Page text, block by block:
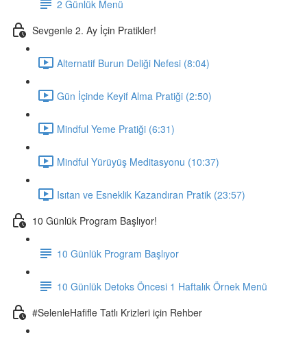
2 Günlük Menü
Sevgenle 2. Ay İçin Pratikler!
Alternatif Burun Deliği Nefesi (8:04)
Gün İçinde Keyif Alma Pratiği (2:50)
Mindful Yeme Pratiği (6:31)
Mindful Yürüyüş Meditasyonu (10:37)
Isıtan ve Esneklik Kazandıran Pratik (23:57)
10 Günlük Program Başlıyor!
10 Günlük Program Başlıyor
10 Günlük Detoks Öncesi 1 Haftalık Örnek Menü
#SelenleHafifle Tatlı Krizleri için Rehber